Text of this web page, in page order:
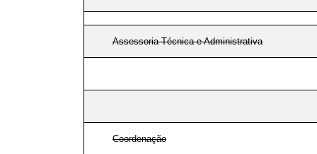
Assessoria Técnica e Administrativa
Coordenação